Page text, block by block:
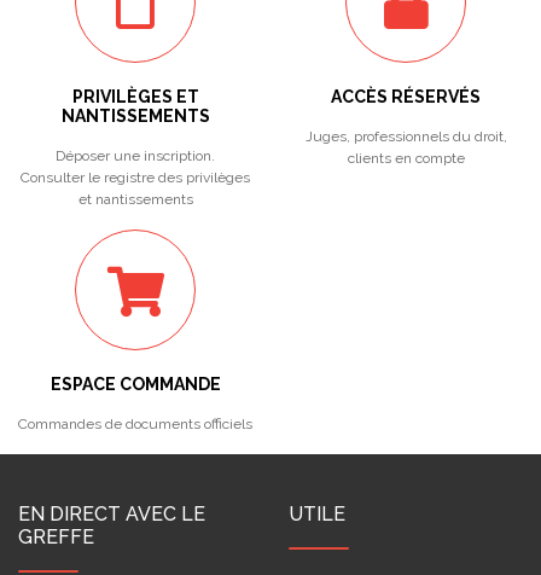
PRIVILÈGES ET
NANTISSEMENTS
Déposer une inscription.
Consulter le registre des privilèges
et nantissements
ACCÈS RÉSERVÉS
Juges, professionnels du droit,
clients en compte
ESPACE COMMANDE
Commandes de documents officiels
EN DIRECT AVEC LE
GREFFE
UTILE